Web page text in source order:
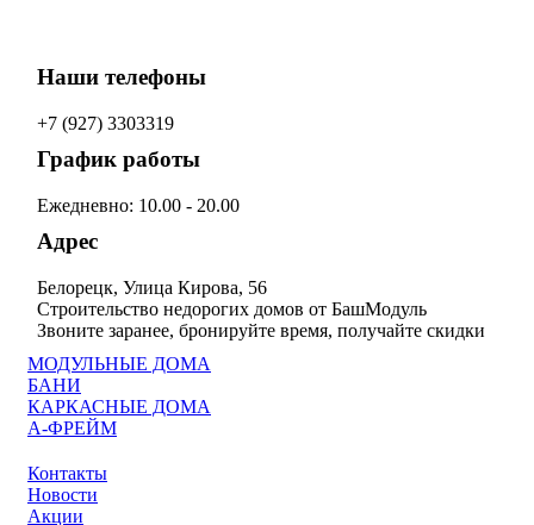
Наши телефоны
+7 (927) 3303319
График работы
Ежедневно: 10.00 - 20.00
Адрес
Белорецк, Улица Кирова, 56
Строительство недорогих домов от БашМодуль
Звоните заранее, бронируйте время, получайте скидки
Контакты
Новости
Акции
МОДУЛЬНЫЕ ДОМА
БАНИ
КАРКАСНЫЕ ДОМА
А-ФРЕЙМ